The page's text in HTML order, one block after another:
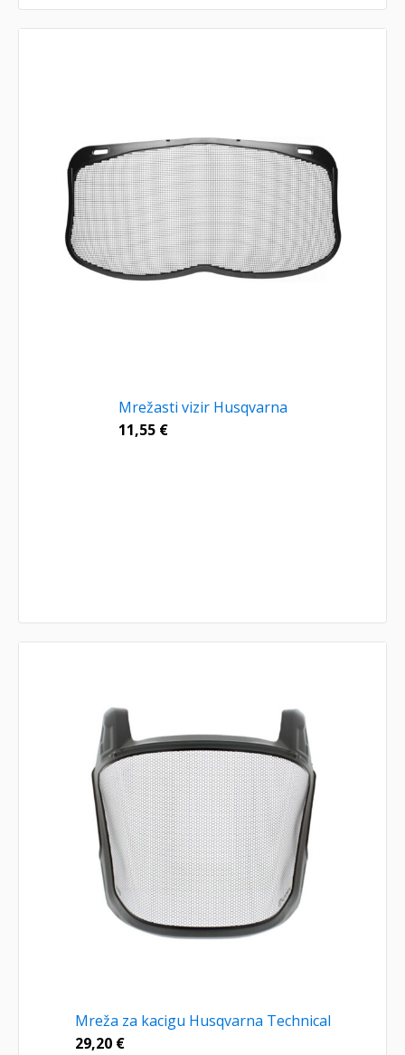
Mrežasti vizir Husqvarna
11,55 €
Mreža za kacigu Husqvarna Technical
29,20 €